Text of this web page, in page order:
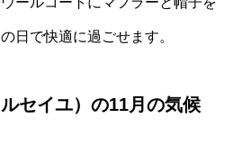
日で快適に過ごせます。
セイユ）の11月の気候